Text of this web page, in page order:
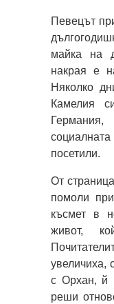
Певецът
майка на
накрая е
Няколко
Камелия
посетили.
От
помоли
късмет в
живот,
увеличиха,
с Орхан, й
реши